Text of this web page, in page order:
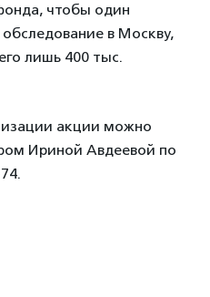
чтобы один
в Москву,
лишь 400 тыс.
акции можно
Ириной Авдеевой по